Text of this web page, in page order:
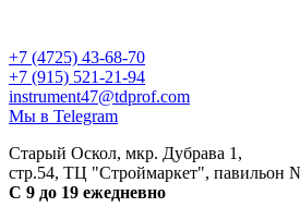
+7 (4725) 43-68-70
+7 (915) 521-21-94
instrument47@tdprof.com
Мы в Telegram
Старый Оскол, мкр. Дубрава 1,
стр.54, ТЦ "Строймаркет", павильон
С 9 до 19 ежедневно